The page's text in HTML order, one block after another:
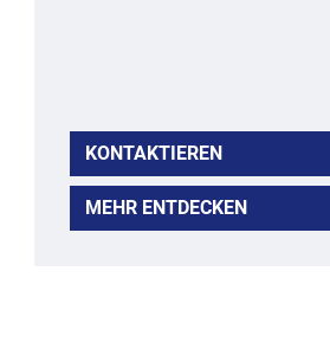
KONTAKTIEREN
MEHR ENTDECKEN